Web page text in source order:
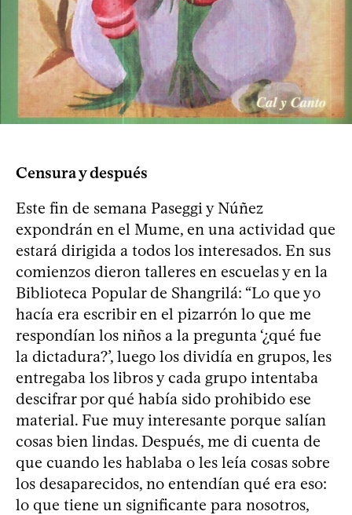
Censura y después
Este fin de semana Paseggi y Núñez
expondrán en el Mume, en una actividad que
estará dirigida a todos los interesados. En sus
comienzos dieron talleres en escuelas y en la
Biblioteca Popular de Shangrilá: “Lo que yo
hacía era escribir en el pizarrón lo que me
respondían los niños a la pregunta ‘¿qué fue
la dictadura?’, luego los dividía en grupos, les
entregaba los libros y cada grupo intentaba
descifrar por qué había sido prohibido ese
material. Fue muy interesante porque salían
cosas bien lindas. Después, me di cuenta de
que cuando les hablaba o les leía cosas sobre
los desaparecidos, no entendían qué era eso:
lo que tiene un significante para nosotros,